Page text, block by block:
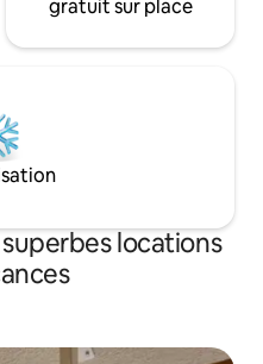
gratuit sur place
locations